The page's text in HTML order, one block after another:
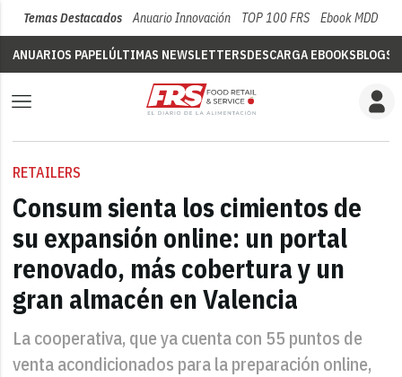
Temas Destacados Anuario Innovación TOP 100 FRS Ebook MDD
ANUARIOS PAPELÚLTIMAS NEWSLETTERSDESCARGA EBOOKSBLOGS
RETAILERS
Consum sienta los cimientos de
su expansión online: un portal
renovado, más cobertura y un
gran almacén en Valencia
La cooperativa, que ya cuenta con 55 puntos de
venta acondicionados para la preparación online,